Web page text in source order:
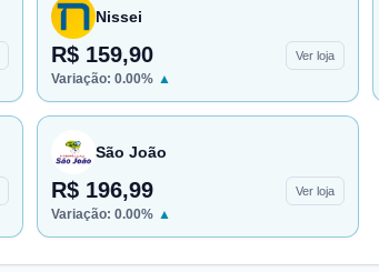
Nissei
R$ 159,90 Ver loja
Variação: 0.00% ▲
São João
R$ 196,99 Ver loja
Variação: 0.00% ▲